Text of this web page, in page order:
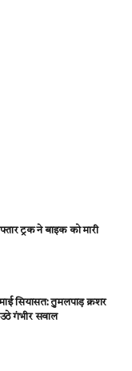
ट्रक ने बाइक को मारी
सियासत: तुमलपाड़ क्रशर
उठे गंभीर सवाल